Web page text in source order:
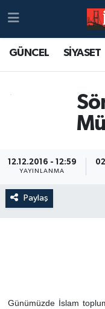
GÜNCEL SİYASET
12.12.2016 - 12:59
YAYINLANMA
Paylaş
Günümüzde İslam